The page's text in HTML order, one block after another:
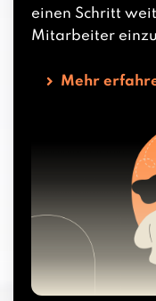
einen Schritt
Mitarbeiter
Mehr